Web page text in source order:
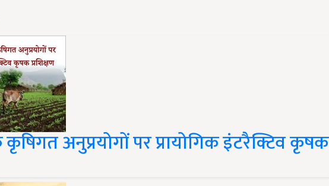
अनुप्रयोगों पर प्रायोगिक इंटरैक्टिव कृषक